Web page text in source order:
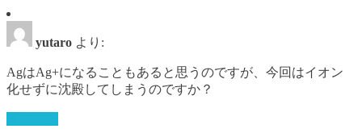
yutaro より:
AgはAg+になることもあると思うのですが、今回はイオン
化せずに沈殿してしまうのですか？